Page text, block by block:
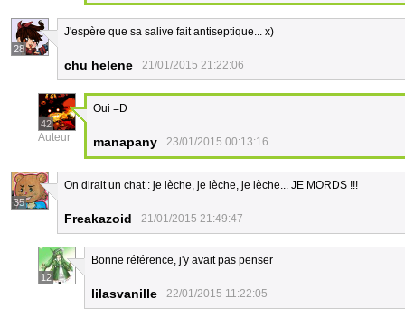
28
J'espère que sa salive fait antiseptique... x)
chu helene 21/01/2015 21:22:06
42
Auteur
Oui =D
manapany 23/01/2015 00:13:16
35
On dirait un chat : je lèche, je lèche, je lèche... JE MORDS !!!
Freakazoid 21/01/2015 21:49:47
12
Bonne référence, j'y avait pas penser
lilasvanille 22/01/2015 11:22:05